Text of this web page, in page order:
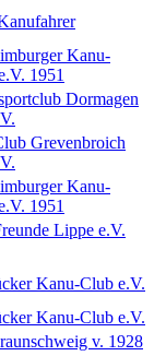
Kanu-
1951
Dormagen
Grevenbroich
Kanu-
1951
Lippe e.V.
Kanu-Club e.V.
Kanu-Club e.V.
v. 1928